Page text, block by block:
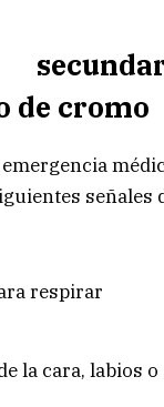
de cromo
señales
respirar
la cara, labios